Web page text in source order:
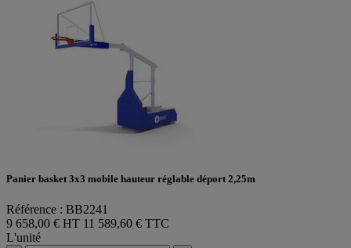
Panier basket 3x3 mobile hauteur réglable déport 2,25m
Référence : BB2241
9 658,00 € HT 11 589,60 € TTC
L'unité